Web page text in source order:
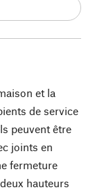
et la
de service
peuvent être
joints en
fermeture
hauteurs